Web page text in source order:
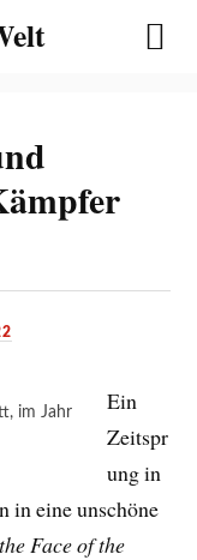
im Jahr
Ein
Zeitspr
ung in
in eine unschöne
Face of the